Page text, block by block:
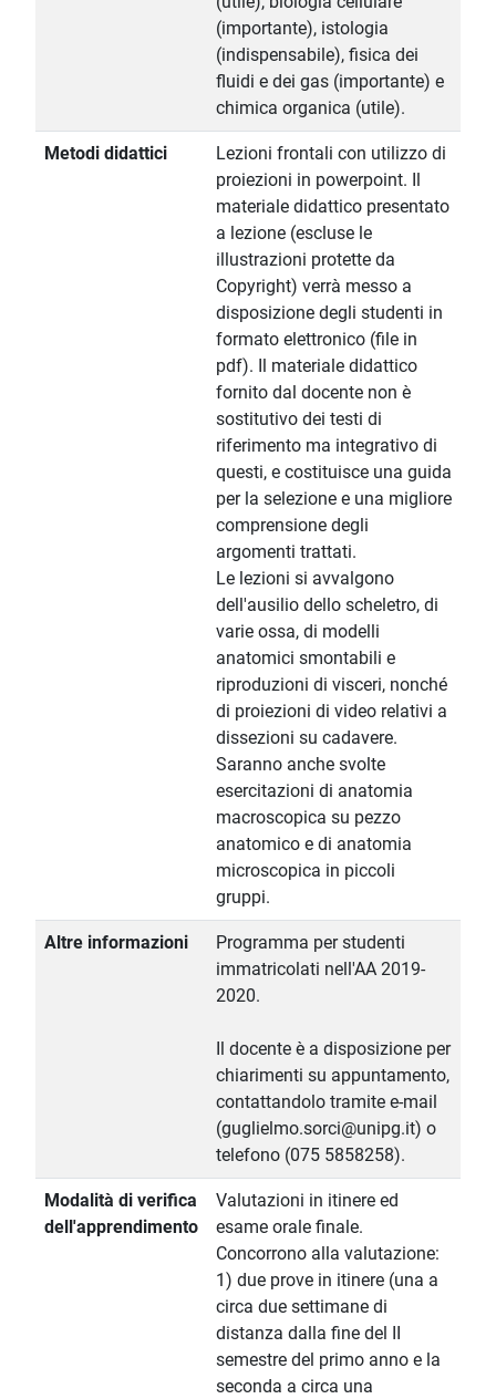
(importante), istologia
(indispensabile), fisica dei
fluidi e dei gas (importante) e
chimica organica (utile).
Metodi didattici
Lezioni frontali con utilizzo di
proiezioni in powerpoint. Il
materiale didattico presentato
a lezione (escluse le
illustrazioni protette da
Copyright) verrà messo a
disposizione degli studenti in
formato elettronico (file in
pdf). Il materiale didattico
fornito dal docente non è
sostitutivo dei testi di
riferimento ma integrativo di
questi, e costituisce una guida
per la selezione e una migliore
comprensione degli
argomenti trattati.
Le lezioni si avvalgono
dell'ausilio dello scheletro, di
varie ossa, di modelli
anatomici smontabili e
riproduzioni di visceri, nonché
di proiezioni di video relativi a
dissezioni su cadavere.
Saranno anche svolte
esercitazioni di anatomia
macroscopica su pezzo
anatomico e di anatomia
microscopica in piccoli
gruppi.
Altre informazioni
Programma per studenti
immatricolati nell'AA 2019-
2020.
Il docente è a disposizione per
chiarimenti su appuntamento,
contattandolo tramite e-mail
(guglielmo.sorci@unipg.it) o
telefono (075 5858258).
Modalità di verifica
dell'apprendimento
Valutazioni in itinere ed
esame orale finale.
Concorrono alla valutazione:
1) due prove in itinere (una a
circa due settimane di
distanza dalla fine del II
semestre del primo anno e la
seconda a circa una